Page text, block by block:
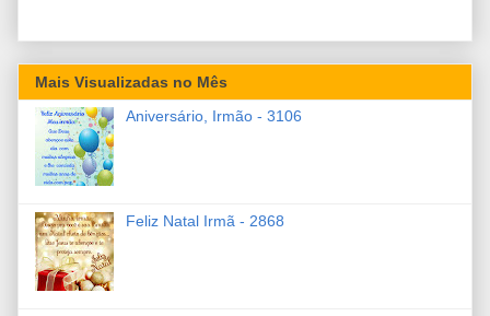
Mais Visualizadas no Mês
Aniversário, Irmão - 3106
Feliz Natal Irmã - 2868